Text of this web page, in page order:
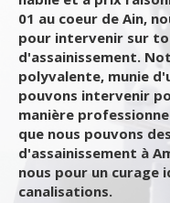
01 au coeur de Ain,
pour intervenir sur
d'assainissement.
polyvalente, munie
pouvons intervenir
manière
que nous pouvons
d'assainissement à
nous pour un curage
canalisations.